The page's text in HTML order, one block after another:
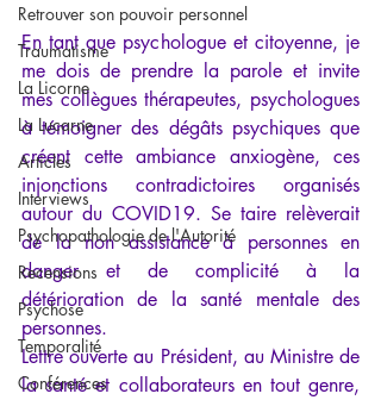
Retrouver son pouvoir personnel
Traumatisme
La Licorne
La Lucarne
Articles
Interviews
Psychopathologie de l'Autorité
Recensions
Psychose
Temporalité
Conférences
En tant que psychologue et citoyenne, je
me dois de prendre la parole et invite
mes collègues thérapeutes, psychologues
à témoigner des dégâts psychiques que
créent cette ambiance anxiogène, ces
injonctions contradictoires organisés
autour du COVID19. Se taire relèverait
de la non assistance à personnes en
danger et de complicité à la
détérioration de la santé mentale des
personnes.
Lettre ouverte au Président, au Ministre de
la santé et collaborateurs en tout genre,